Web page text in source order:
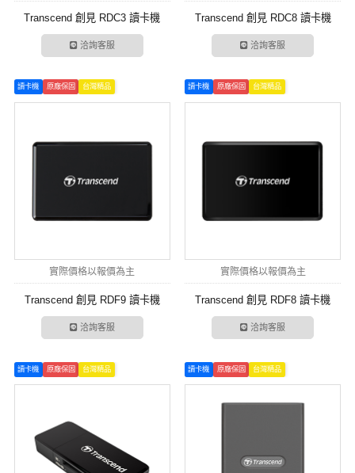
Transcend 創見 RDC3 讀卡機
洽詢客服
Transcend 創見 RDC8 讀卡機
洽詢客服
讀卡機 原廠保固 台灣精品
實際價格以報價為主
Transcend 創見 RDF9 讀卡機
洽詢客服
讀卡機 原廠保固 台灣精品
實際價格以報價為主
Transcend 創見 RDF8 讀卡機
洽詢客服
讀卡機 原廠保固 台灣精品 讀卡機 原廠保固 台灣精品